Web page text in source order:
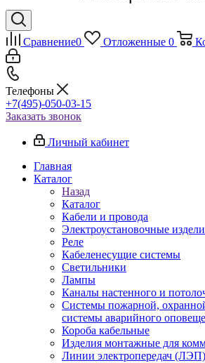
Сравнение0 Отложенные 0
Телефоны
+7(495)-050-03-15
Заказать звонок
Личный кабинет
Главная
Каталог
Назад
Каталог
Кабели и провода
Электроустановочные
Реле
Кабеленесущие системы
Светильники
Лампы
Каналы настенного и
Системы пожарной,
системы аварийного
Короба кабельные
Изделия монтажные для
Линии электропередач (ЛЭП)